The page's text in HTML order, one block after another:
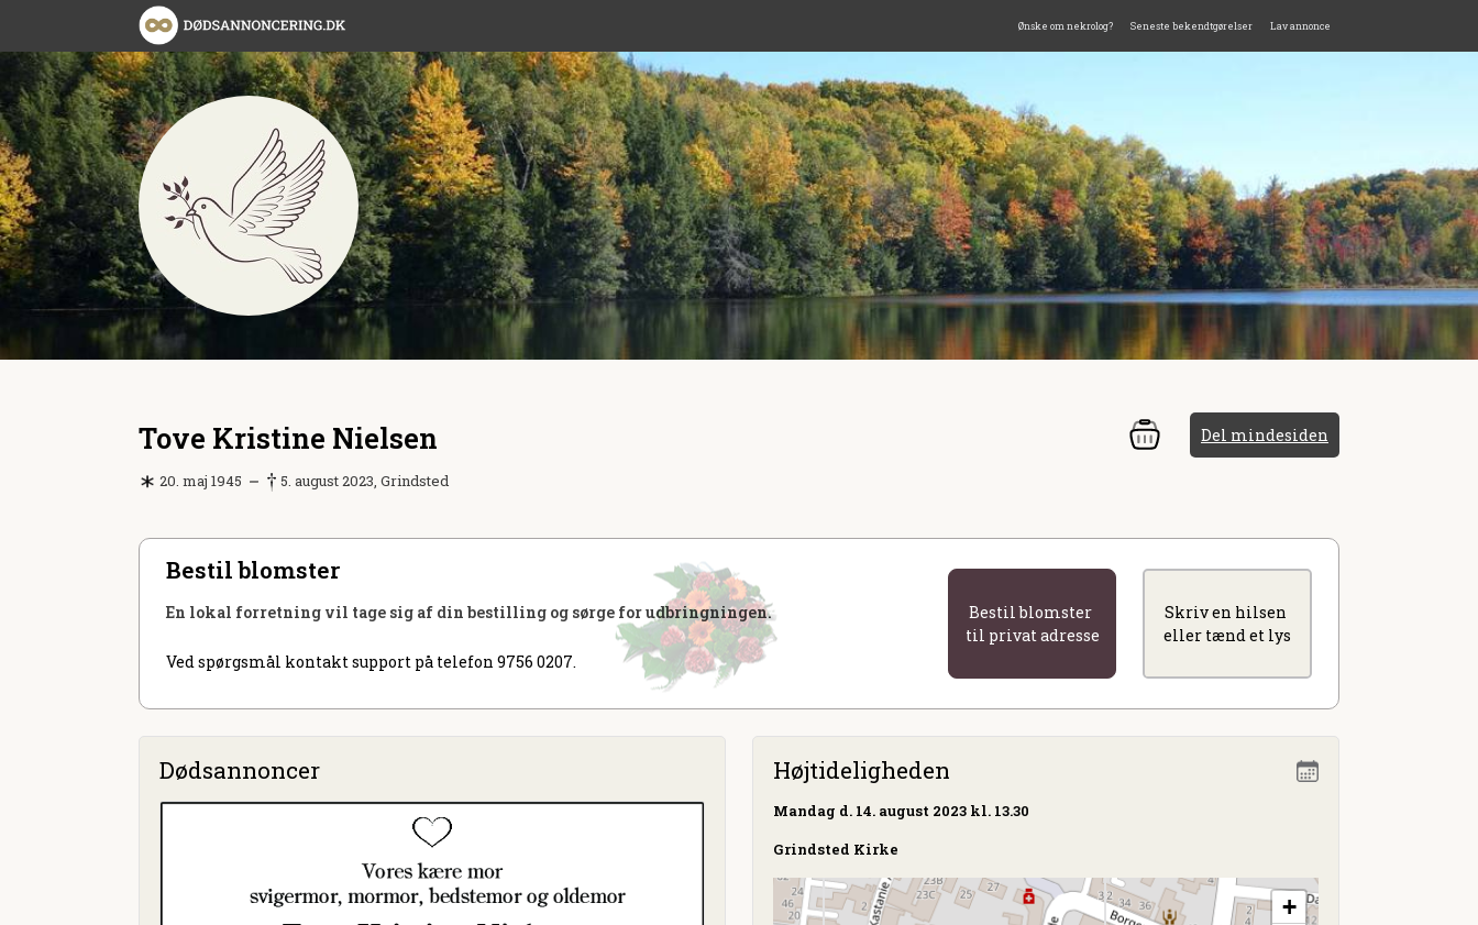
Ønske om nekrolog? Seneste bekendtgørelser Lav annonce
Tove Kristine Nielsen Del mindesiden
20. maj 1945 5. august 2023, Grindsted
Bestil blomster
En lokal forretning vil tage sig af din bestilling og sørge for udbringningen.
Ved spørgsmål kontakt support på telefon 9756 0207.
Bestil blomster
til privat adresse
Skriv en hilsen
eller tænd et lys
Dødsannoncer Højtideligheden
Mandag d. 14. august 2023 kl. 13.30
Grindsted Kirke
+